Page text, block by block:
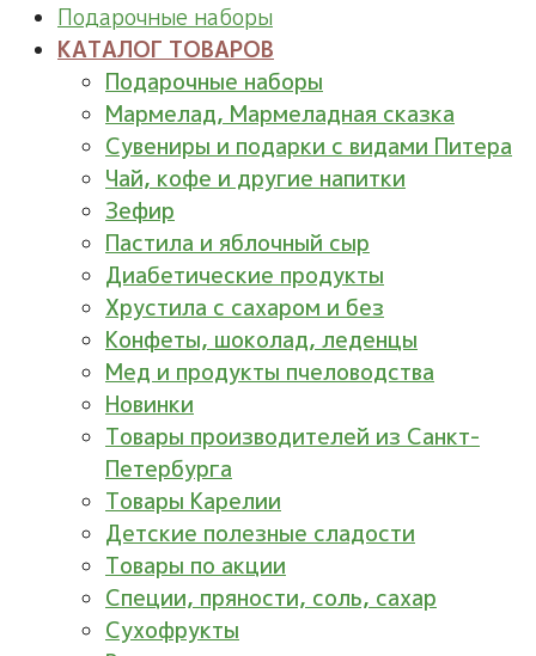
Подарочные наборы
КАТАЛОГ ТОВАРОВ
Подарочные наборы
Мармелад, Мармеладная сказка
Сувениры и подарки с видами Питера
Чай, кофе и другие напитки
Зефир
Пастила и яблочный сыр
Диабетические продукты
Хрустила с сахаром и без
Конфеты, шоколад, леденцы
Мед и продукты пчеловодства
Новинки
Товары производителей из Санкт-
Петербурга
Товары Карелии
Детские полезные сладости
Товары по акции
Специи, пряности, соль, сахар
Сухофрукты